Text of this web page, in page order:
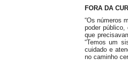
FORA DA
“Os números
poder
que
“Temos um
cuidado e
no caminho